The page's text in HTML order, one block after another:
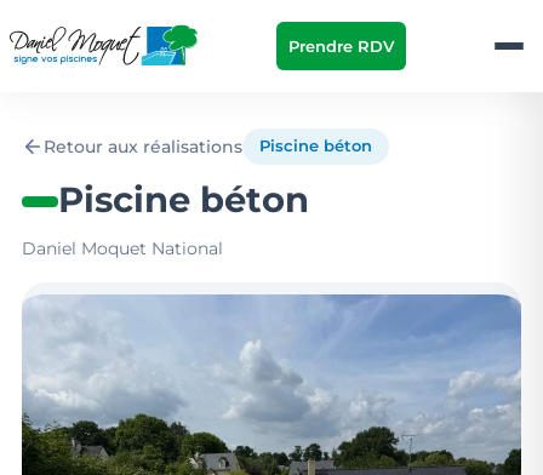
Prendre RDV
Retour aux réalisations Piscine béton
Piscine béton
Daniel Moquet National